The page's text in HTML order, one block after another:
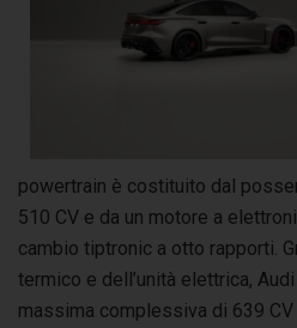
powertrain è costituito dal
510 CV e da un motore a
cambio tiptronic a otto rapporti.
termico e dell’unità elettrica,
massima complessiva di 639